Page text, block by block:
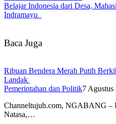
Belajar Indonesia dari Desa,
Indramayu
Baca Juga
Ribuan Bendera Merah Putih
Landak
Pemerintahan dan Politik7 Agustus
Channeltujuh.com, NGABANG –
Natasa,…